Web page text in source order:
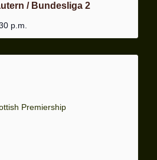
/ Bundesliga 2
p.m.